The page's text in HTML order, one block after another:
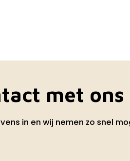
met ons
in en wij nemen zo snel